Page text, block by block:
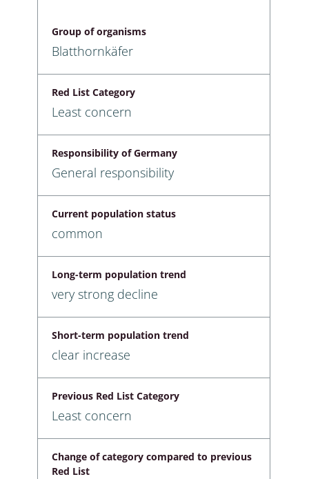
Group of organisms
Blatthornkäfer
Red List Category
Least concern
Responsibility of Germany
General responsibility
Current population status
common
Long-term population trend
very strong decline
Short-term population trend
clear increase
Previous Red List Category
Least concern
Change of category compared to previous
Red List